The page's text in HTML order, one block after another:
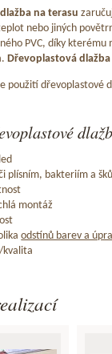
dlažba na terasu
nebo jiných
PVC, díky
Dřevoplastová dlažba
použití dřevoplastové
plísním, bakteriím a
montáž
odstínů barev a
kvalita